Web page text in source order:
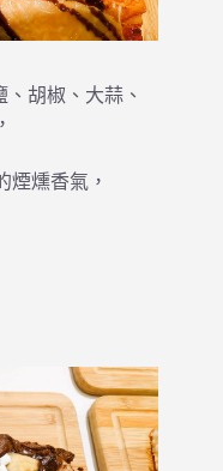
胡椒、大蒜、
煙燻香氣，